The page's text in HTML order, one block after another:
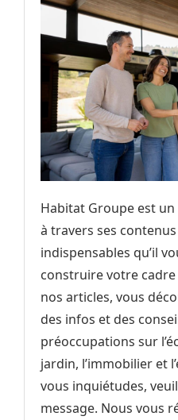
Habitat Groupe est
à travers ses
indispensables qu’il
construire votre
nos articles, vous
des infos et des
préoccupations sur
jardin, l’immobilier et
vous inquiétudes,
message. Nous vous